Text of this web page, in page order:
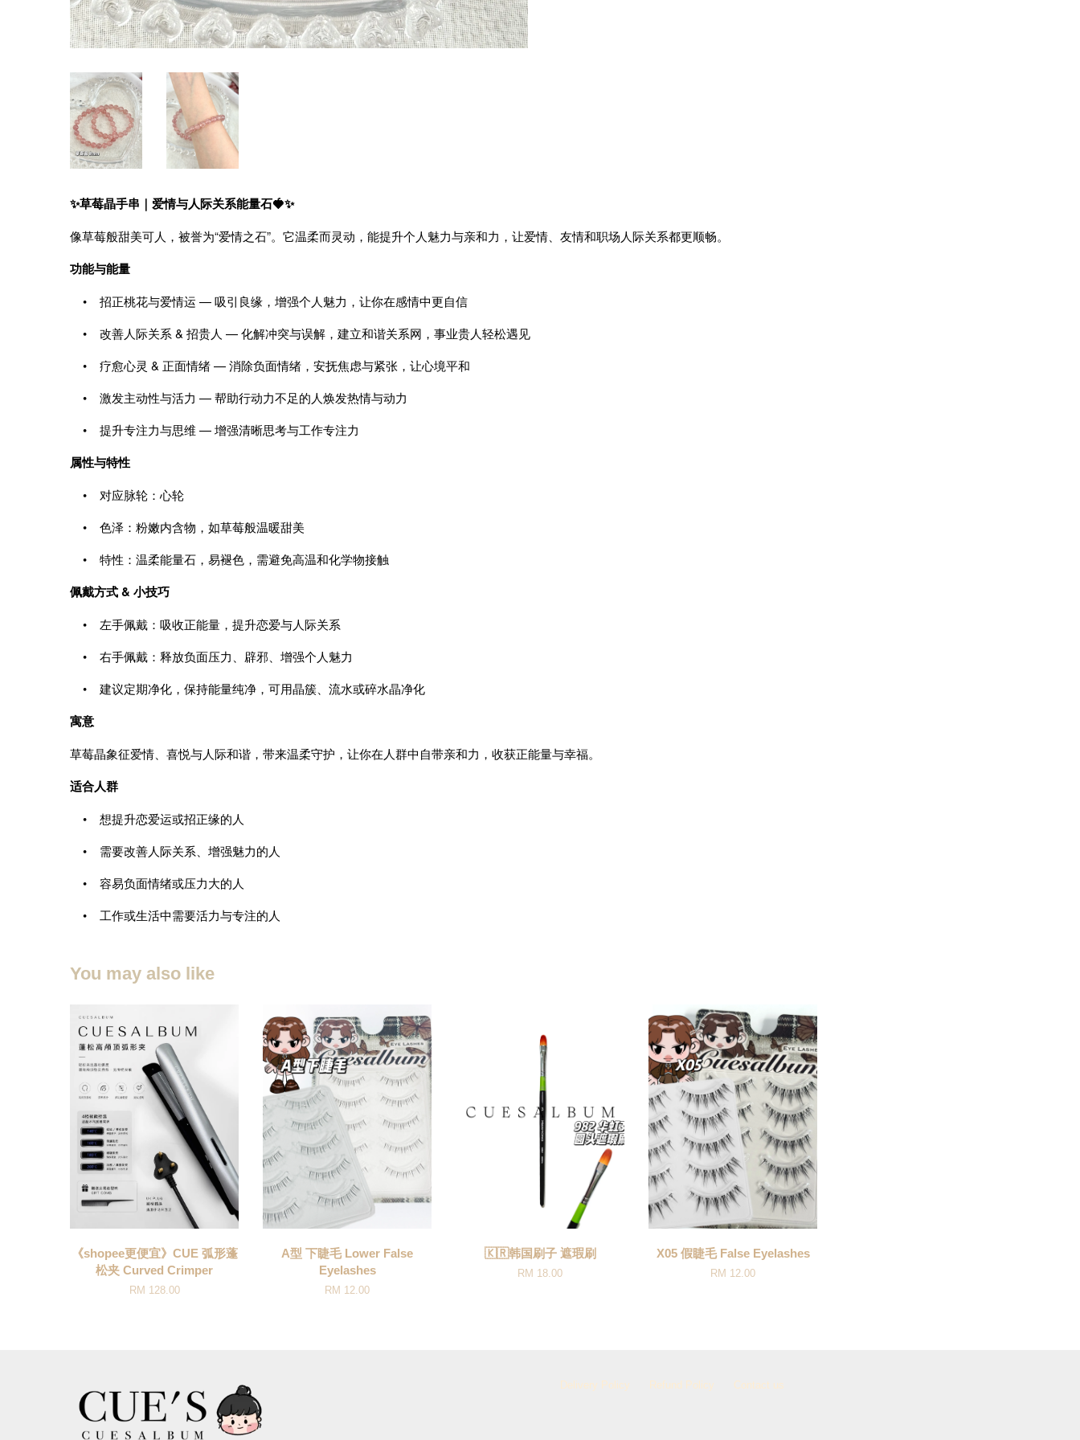
✨草莓晶手串｜爱情与人际关系能量石🍓✨
像草莓般甜美可人，被誉为“爱情之石”。它温柔而灵动，能提升个人魅力与亲和力，让爱情、友情和职场人际关系都更顺畅。
功能与能量
• 招正桃花与爱情运 — 吸引良缘，增强个人魅力，让你在感情中更自信
• 改善人际关系 & 招贵人 — 化解冲突与误解，建立和谐关系网，事业贵人轻松遇见
• 疗愈心灵 & 正面情绪 — 消除负面情绪，安抚焦虑与紧张，让心境平和
• 激发主动性与活力 — 帮助行动力不足的人焕发热情与动力
• 提升专注力与思维 — 增强清晰思考与工作专注力
属性与特性
• 对应脉轮：心轮
• 色泽：粉嫩内含物，如草莓般温暖甜美
• 特性：温柔能量石，易褪色，需避免高温和化学物接触
佩戴方式 & 小技巧
• 左手佩戴：吸收正能量，提升恋爱与人际关系
• 右手佩戴：释放负面压力、辟邪、增强个人魅力
• 建议定期净化，保持能量纯净，可用晶簇、流水或碎水晶净化
寓意
草莓晶象征爱情、喜悦与人际和谐，带来温柔守护，让你在人群中自带亲和力，收获正能量与幸福。
适合人群
• 想提升恋爱运或招正缘的人
• 需要改善人际关系、增强魅力的人
• 容易负面情绪或压力大的人
• 工作或生活中需要活力与专注的人
You may also like
《shopee更便宜》CUE 弧形蓬
松夹 Curved Crimper
RM 128.00
A型 下睫毛 Lower False
Eyelashes
RM 12.00
🇰🇷韩国刷子 遮瑕刷
RM 18.00
X05 假睫毛 False Eyelashes
RM 12.00
Delivery Policy Refund Policy Contact us